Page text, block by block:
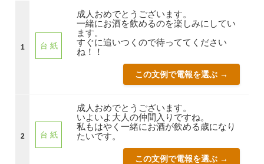
1 台 紙
成人おめでとうございます。
一緒にお酒を飲めるのを楽しみにしてい
ます。
すぐに追いつくので待っててください
ね！！
この文例で電報を選ぶ →
2 台 紙
成人おめでとうございます。
いよいよ大人の仲間入りですね。
私もはやく一緒にお酒が飲める歳になり
たいです。
この文例で電報を選ぶ →